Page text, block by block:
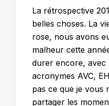
La rétrospective
belles choses. La
rose, nous avons
malheur cette
durer encore, avec
acronymes AVC,
pas ce que je vous
partager les